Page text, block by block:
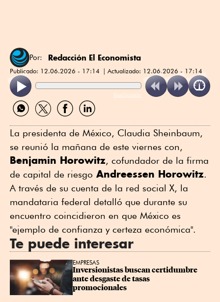
Por: Redacción El Economista
Publicado: 12.06.2026 - 17:14 Actualizado: 12.06.2026 - 17:14
ReadSpeaker
Compartir
por
Compartir
por
Compartir
por
Compartir
por
La presidenta de México, Claudia Sheinbaum,
se reunió la mañana de este viernes con,
Benjamin Horowitz, cofundador de la firma
de capital de riesgo Andreessen Horowitz.
A través de su cuenta de la red social X, la
mandataria federal detalló que durante su
encuentro coincidieron en que México es
"ejemplo de confianza y certeza económica".
Te puede interesar
EMPRESAS
Inversionistas buscan certidumbre
ante desgaste de tasas
promocionales